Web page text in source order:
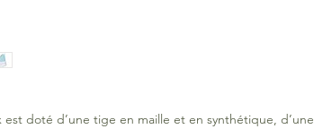
doté d’une tige en maille et en synthétique, d’une